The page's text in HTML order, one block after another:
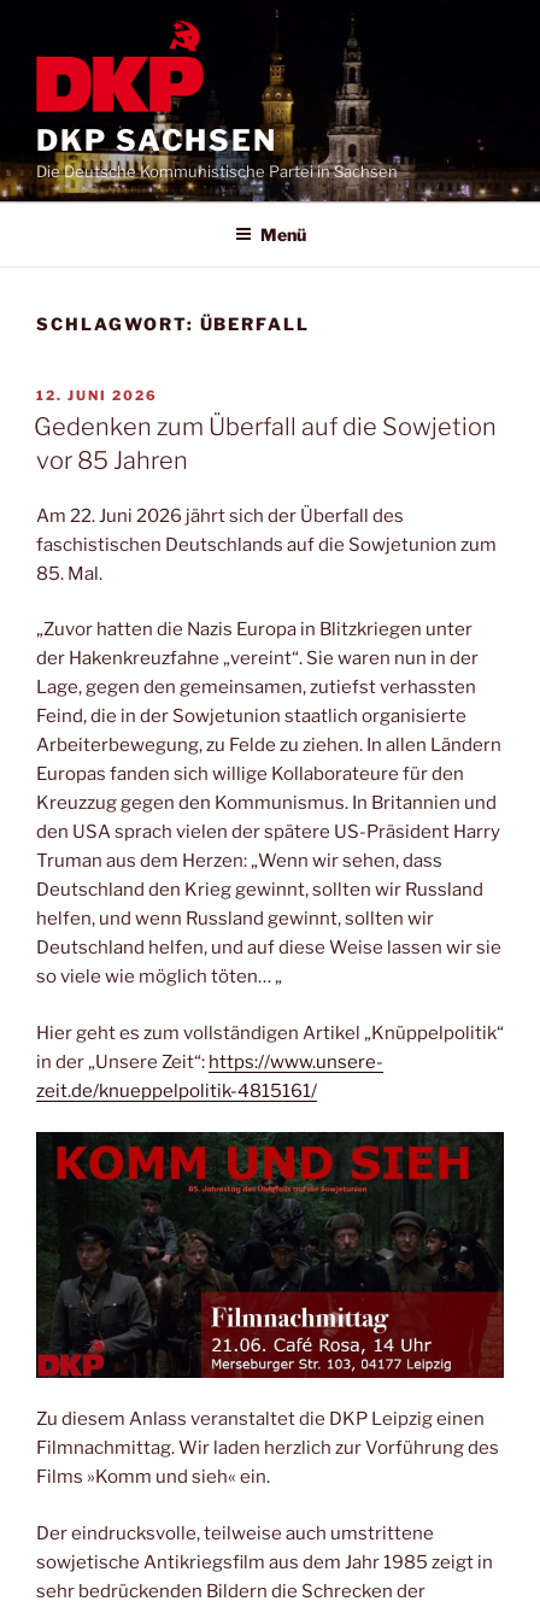
DKP SACHSEN
Die Deutsche Kommunistische Partei in Sachsen
Menü
SCHLAGWORT: ÜBERFALL
12. JUNI 2026
Gedenken zum Überfall auf die Sowjetion
vor 85 Jahren
Am 22. Juni 2026 jährt sich der Überfall des
faschistischen Deutschlands auf die Sowjetunion zum
85. Mal.
„Zuvor hatten die Nazis Europa in Blitzkriegen unter
der Hakenkreuzfahne „vereint“. Sie waren nun in der
Lage, gegen den gemeinsamen, zutiefst verhassten
Feind, die in der So­wjet­union staatlich organisierte
Arbeiterbewegung, zu Felde zu ziehen. In allen Ländern
Europas fanden sich willige Kollaborateure für den
Kreuzzug gegen den Kommunismus. In Britannien und
den USA sprach vielen der spätere US-Präsident Harry
Truman aus dem Herzen: „Wenn wir sehen, dass
Deutschland den Krieg gewinnt, sollten wir Russland
helfen, und wenn Russland gewinnt, sollten wir
Deutschland helfen, und auf diese Weise lassen wir sie
so viele wie möglich töten… „
Hier geht es zum vollständigen Artikel „Knüppelpolitik“
in der „Unsere Zeit“: https://www.unsere-
zeit.de/knueppelpolitik-4815161/
Zu diesem Anlass veranstaltet die DKP Leipzig einen
Filmnachmittag. Wir laden herzlich zur Vorführung des
Films »Komm und sieh« ein.
Der eindrucksvolle, teilweise auch umstrittene
sowjetische Antikriegsfilm aus dem Jahr 1985 zeigt in
sehr bedrückenden Bildern die Schrecken der